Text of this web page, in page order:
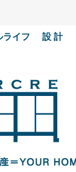
ライフ 設 計